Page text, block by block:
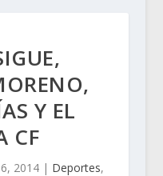
Y EL
CF
6, 2014| Deportes,